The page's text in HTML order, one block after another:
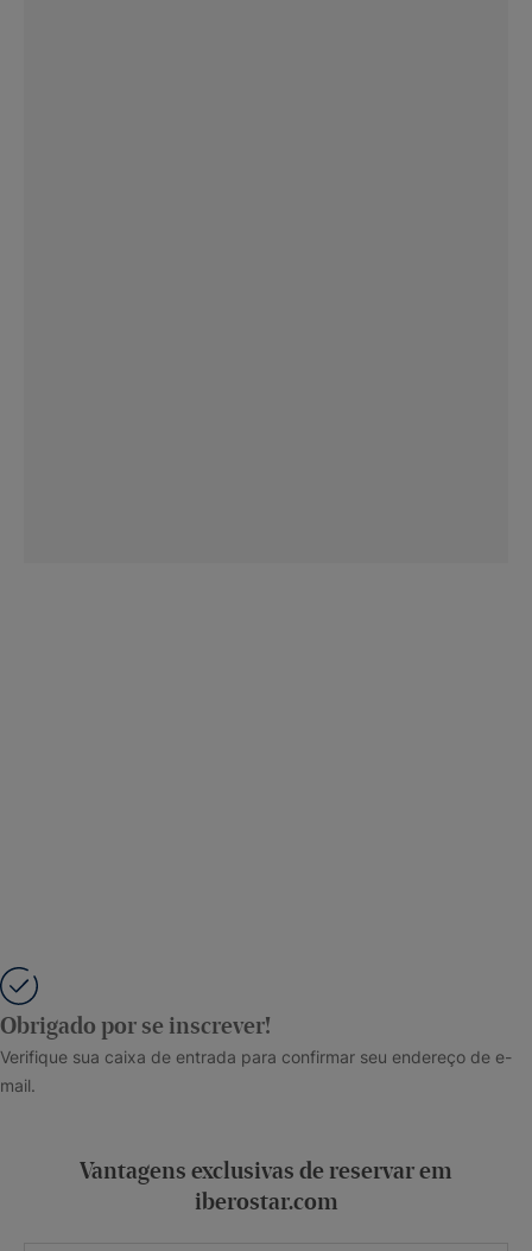
Obrigado por se inscrever!
Verifique sua caixa de entrada para confirmar seu endereço de e-
mail.
Vantagens exclusivas de reservar em
iberostar.com